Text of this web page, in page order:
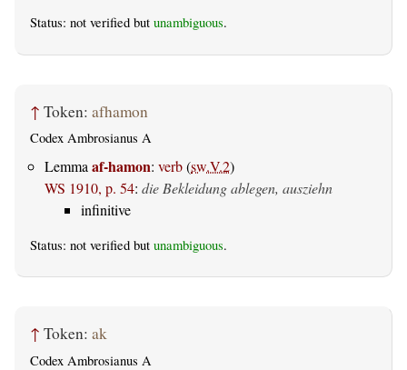
Status: not verified but unambiguous.
↑ Token: afhamon
Codex Ambrosianus A
Lemma af-hamon: verb(sw.V.2)
WS 1910, p. 54: die Bekleidung ablegen, ausziehn
infinitive
Status: not verified but unambiguous.
↑ Token: ak
Codex Ambrosianus A